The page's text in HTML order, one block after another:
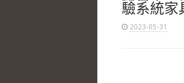
驗系統家
2023-05-31